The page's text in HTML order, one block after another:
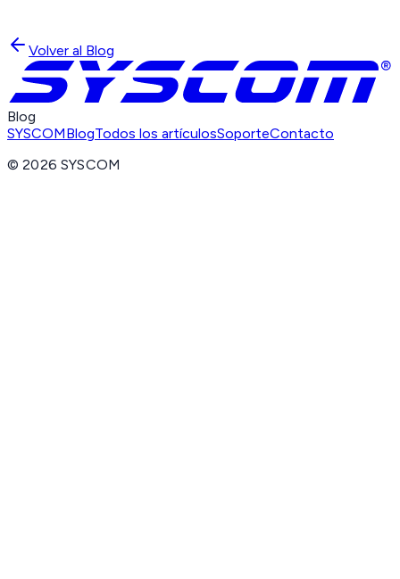
Volver al Blog
Blog
SYSCOMBlogTodos los artículosSoporteContacto
©2026 SYSCOM